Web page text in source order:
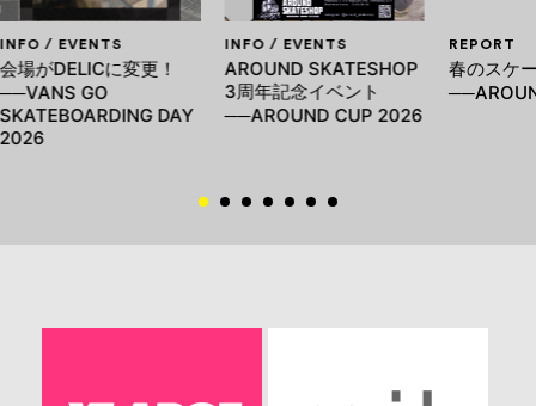
INFO / EVENTS
会場がDELICに変更！
──VANS GO
SKATEBOARDING DAY
2026
INFO / EVENTS
AROUND SKATESHOP
3周年記念イベント
──AROUND CUP 2026
REPORT
春のスケ